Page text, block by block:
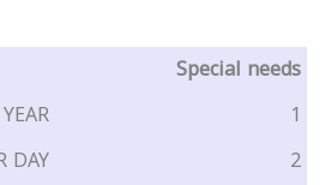
Special needs
1
2
DAY